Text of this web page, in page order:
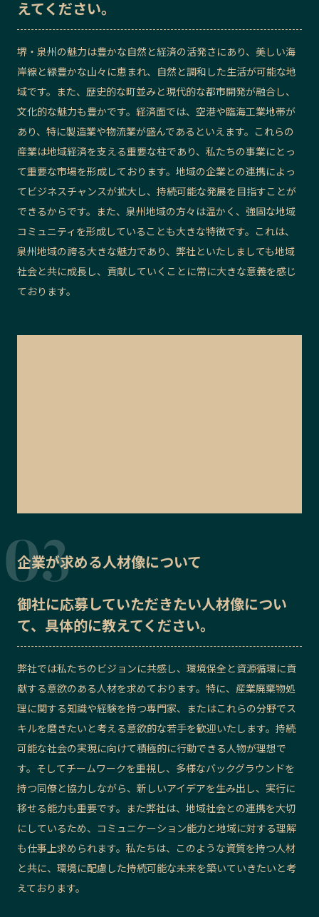
えてください。
堺・泉州の魅力は豊かな自然と経済の活発さにあり、美しい海
岸線と緑豊かな山々に恵まれ、自然と調和した生活が可能な地
域です。また、歴史的な町並みと現代的な都市開発が融合し、
文化的な魅力も豊かです。経済面では、空港や臨海工業地帯が
あり、特に製造業や物流業が盛んであるといえます。これらの
産業は地域経済を支える重要な柱であり、私たちの事業にとっ
て重要な市場を形成しております。地域の企業との連携によっ
てビジネスチャンスが拡大し、持続可能な発展を目指すことが
できるからです。また、泉州地域の方々は温かく、強固な地域
コミュニティを形成していることも大きな特徴です。これは、
泉州地域の誇る大きな魅力であり、弊社といたしましても地域
社会と共に成長し、貢献していくことに常に大きな意義を感じ
ております。
企業が求める人材像について
御社に応募していただきたい人材像につい
て、具体的に教えてください。
弊社では私たちのビジョンに共感し、環境保全と資源循環に貢
献する意欲のある人材を求めております。特に、産業廃棄物処
理に関する知識や経験を持つ専門家、またはこれらの分野でス
キルを磨きたいと考える意欲的な若手を歓迎いたします。持続
可能な社会の実現に向けて積極的に行動できる人物が理想で
す。そしてチームワークを重視し、多様なバックグラウンドを
持つ同僚と協力しながら、新しいアイデアを生み出し、実行に
移せる能力も重要です。また弊社は、地域社会との連携を大切
にしているため、コミュニケーション能力と地域に対する理解
も仕事上求められます。私たちは、このような資質を持つ人材
と共に、環境に配慮した持続可能な未来を築いていきたいと考
えております。